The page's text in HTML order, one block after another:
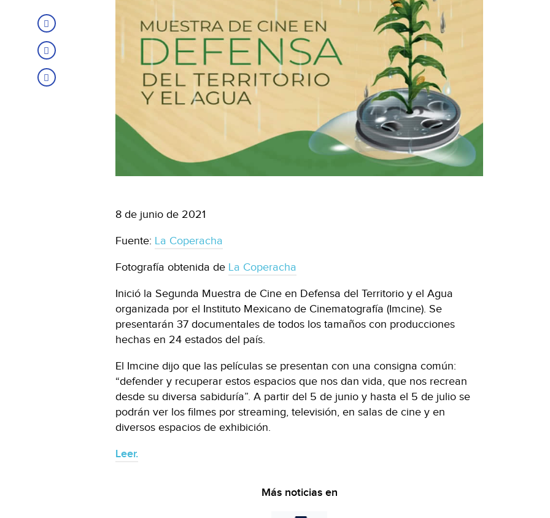
8 de junio de 2021
Fuente: La Coperacha
Fotografía obtenida de La Coperacha
Inició la Segunda Muestra de Cine en Defensa del Territorio y el Agua
organizada por el Instituto Mexicano de Cinematografía (Imcine). Se
presentarán 37 documentales de todos los tamaños con producciones
hechas en 24 estados del país.
El Imcine dijo que las películas se presentan con una consigna común:
“defender y recuperar estos espacios que nos dan vida, que nos recrean
desde su diversa sabiduría”. A partir del 5 de junio y hasta el 5 de julio se
podrán ver los filmes por streaming, televisión, en salas de cine y en
diversos espacios de exhibición.
Leer.
Más noticias en